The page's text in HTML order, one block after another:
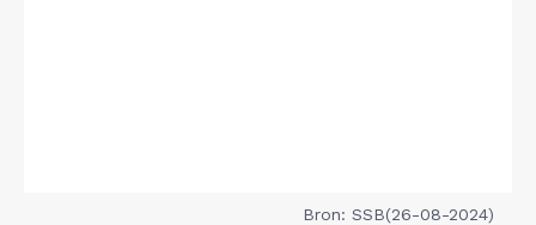
Bron: SSB(26-08-2024)